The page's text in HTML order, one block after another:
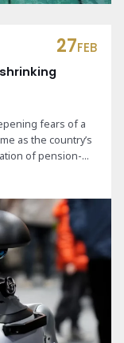
27FEB
fears of a
as the country’s
of pension-
and tax
has so far failed
month shows.
fix: robots and